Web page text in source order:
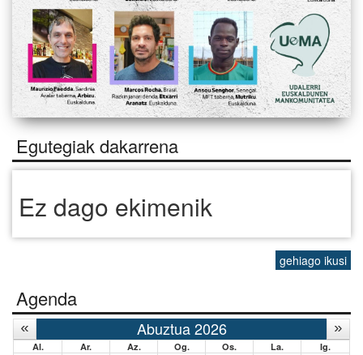
Egutegiak dakarrena
Ez dago ekimenik
gehiago ikusi
Agenda
Abuztua 2026
Al. Ar. Az. Og. Os. La. Ig.